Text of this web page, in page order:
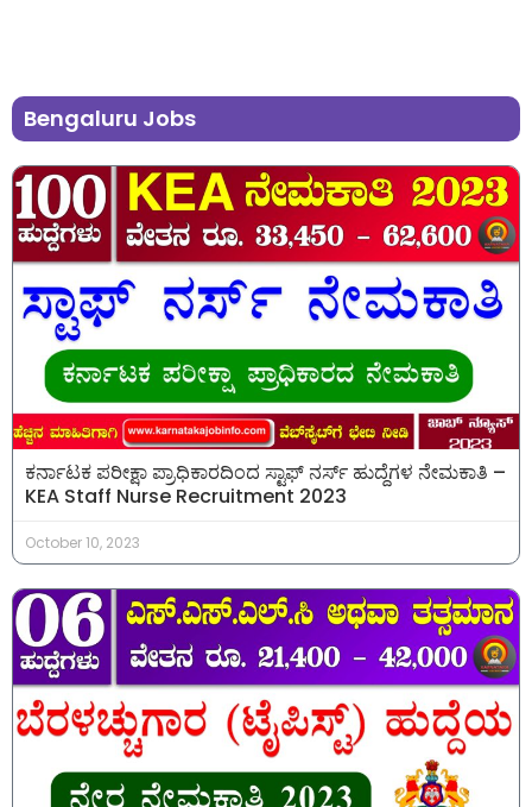
Bengaluru Jobs
ಕರ್ನಾಟಕ ಪರೀಕ್ಷಾ ಪ್ರಾಧಿಕಾರದಿಂದ ಸ್ಟಾಫ್ ನರ್ಸ್ ಹುದ್ದೆಗಳ ನೇಮಕಾತಿ –
KEA Staff Nurse Recruitment 2023
October 10, 2023